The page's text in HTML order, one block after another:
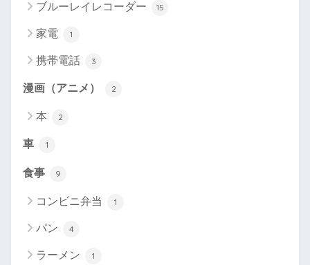
ブルーレイレコーダー 15
家電 1
携帯電話 3
漫画（アニメ） 2
本 2
車 1
食事 9
コンビニ弁当 1
パン 4
ラーメン 1